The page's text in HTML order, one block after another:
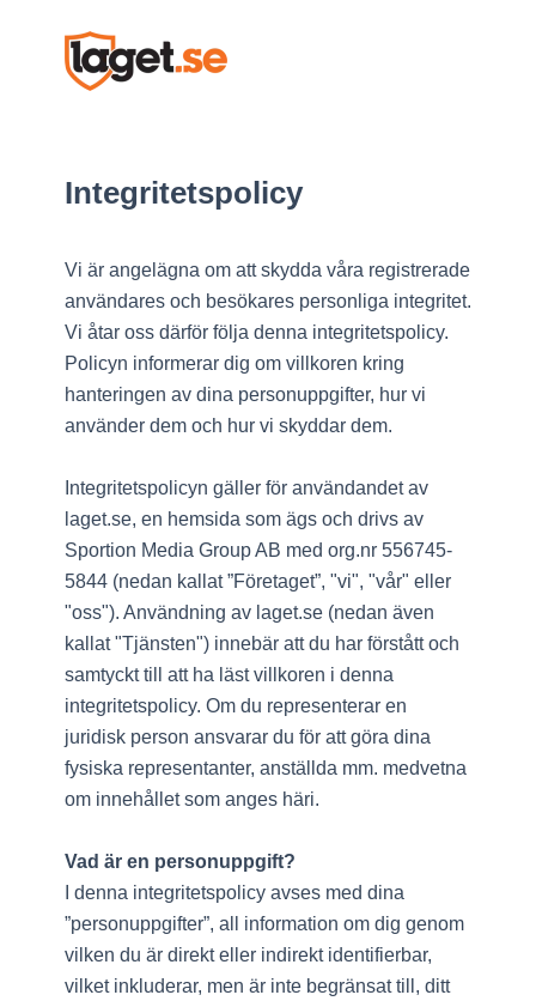
Integritetspolicy
Vi är angelägna om att skydda våra registrerade
användares och besökares personliga integritet.
Vi åtar oss därför följa denna integritetspolicy.
Policyn informerar dig om villkoren kring
hanteringen av dina personuppgifter, hur vi
använder dem och hur vi skyddar dem.
Integritetspolicyn gäller för användandet av
laget.se, en hemsida som ägs och drivs av
Sportion Media Group AB med org.nr 556745-
5844 (nedan kallat ”Företaget”, "vi", "vår" eller
"oss"). Användning av laget.se (nedan även
kallat "Tjänsten") innebär att du har förstått och
samtyckt till att ha läst villkoren i denna
integritetspolicy. Om du representerar en
juridisk person ansvarar du för att göra dina
fysiska representanter, anställda mm. medvetna
om innehållet som anges häri.
Vad är en personuppgift?
I denna integritetspolicy avses med dina
”personuppgifter”, all information om dig genom
vilken du är direkt eller indirekt identifierbar,
vilket inkluderar, men är inte begränsat till, ditt